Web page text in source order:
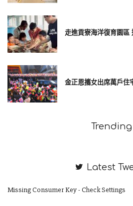
走進貢寮海洋復育園區
金正恩攜女出席萬戶住
Trending
Latest
Missing Consumer Key - Check Settings